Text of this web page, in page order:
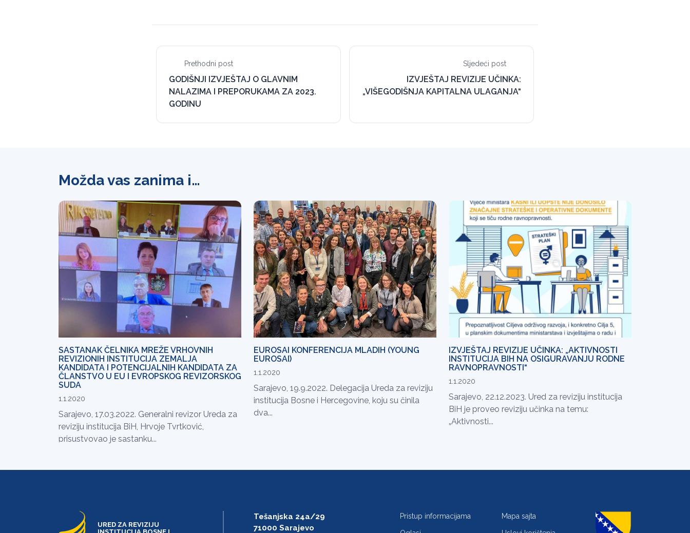
Prethodni post
GODIŠNJI IZVJEŠTAJ O GLAVNIM
NALAZIMA I PREPORUKAMA ZA 2023.
GODINU
Sljedeći post
IZVJEŠTAJ REVIZIJE UČINKA:
„VIŠEGODIŠNJA KAPITALNA ULAGANJA“
Možda vas zanima i…
SASTANAK ČELNIKA MREŽE VRHOVNIH
REVIZIONIH INSTITUCIJA ZEMALJA
KANDIDATA I POTENCIJALNIH KANDIDATA ZA
ČLANSTVO U EU I EVROPSKOG REVIZORSKOG
SUDA
1.1.2020
Sarajevo, 17.03.2022. Generalni revizor Ureda za
reviziju institucija BiH, Hrvoje Tvrtković,
prisustvovao je sastanku...
EUROSAI KONFERENCIJA MLADIH (YOUNG
EUROSAI)
1.1.2020
Sarajevo, 19.9.2022. Delegacija Ureda za reviziju
institucija Bosne i Hercegovine, koju su činila
dva...
IZVJEŠTAJ REVIZIJE UČINKA: „AKTIVNOSTI
INSTITUCIJA BIH NA OSIGURAVANJU RODNE
RAVNOPRAVNOSTI“
1.1.2020
Sarajevo, 22.12.2023. Ured za reviziju institucija
BiH je proveo reviziju učinka na temu:
„Aktivnosti...
URED ZA REVIZIJU
Tešanjska 24a/29
71000 Sarajevo
Pristup informacijama Mapa sajta